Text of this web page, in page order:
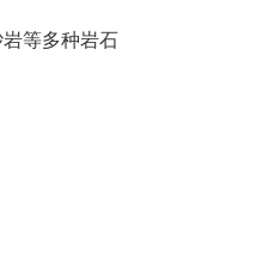
等多种岩石